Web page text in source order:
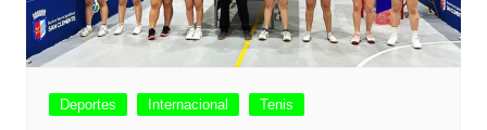
Deportes Internacional Tenis